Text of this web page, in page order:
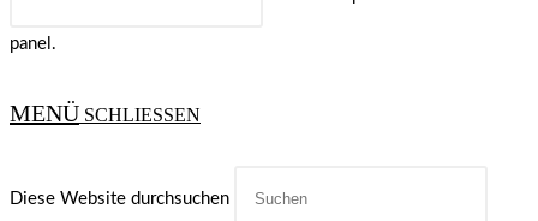
panel.
MENÜ SCHLIESSEN
Diese Website durchsuchen